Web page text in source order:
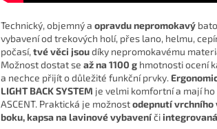
Technický, objemný a opravdu nepromokavý
vybavení od trekových holí, přes lano, helmu,
počasí, tvé věci jsoudíky nepromokavému
Možnost dostat se až na 1100 g hmotnosti ocení
a nechce přijít o důležité funkční prvky.
LIGHT BACK SYSTEM je velmi komfortní a mají ho
ASCENT. Praktická je možnostodepnutí vrchního
boku, kapsa na lavinové vybaveníči